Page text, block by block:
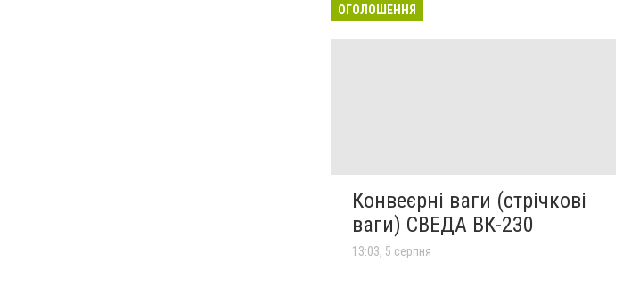
ОГОЛОШЕННЯ
Конвеєрні ваги (стрічкові
ваги) СВЕДА ВК-230
13:03, 5 серпня